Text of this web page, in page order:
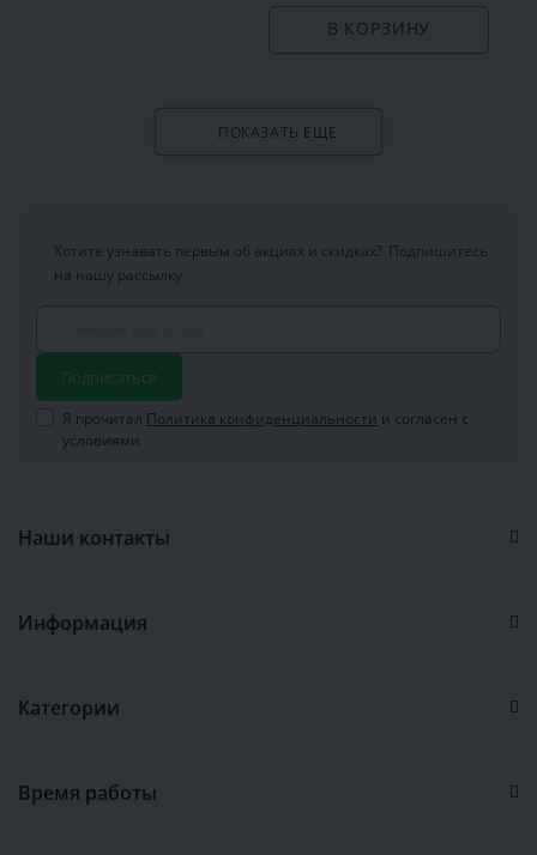
В КОРЗИНУ
ПОКАЗАТЬ ЕЩЕ
Хотите узнавать первым об акциях и скидках? Подпишитесь
на нашу рассылку
Подписаться
Я прочитал Политика конфиденциальности и согласен с
условиями
Наши контакты
Информация
Категории
Время работы